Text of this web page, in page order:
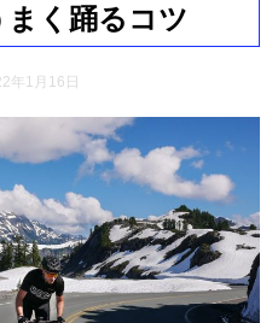
まく踊るコツ
年1月16日